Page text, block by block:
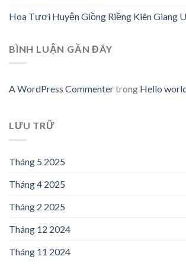
Hoa Tươi Huyện Giồng Riềng Kiên Giang
BÌNH LUẬN GẦN ĐÂY
A WordPress Commentertrong Hello
LƯU TRỮ
Tháng 5 2025
Tháng 4 2025
Tháng 2 2025
Tháng 12 2024
Tháng 11 2024